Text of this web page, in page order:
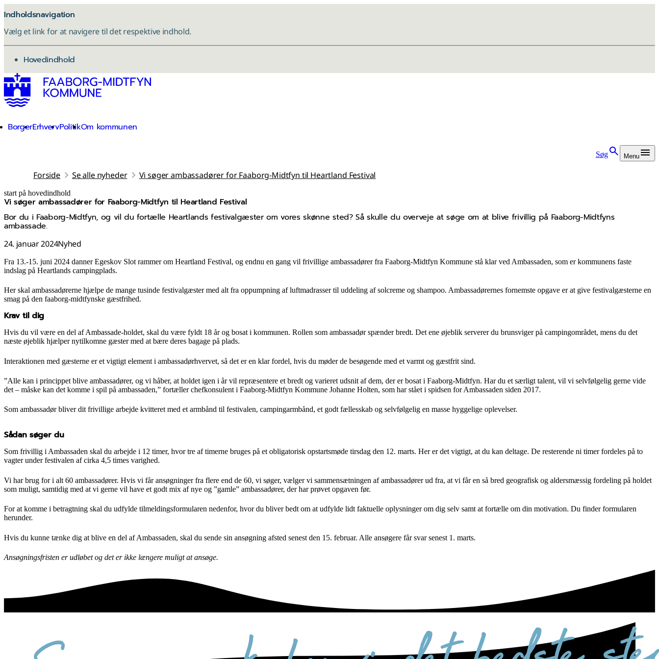
Indholdsnavigation
Vælg et link for at navigere til det respektive indhold.
gå til
Hovedindhold
BorgerErhvervPolitikOm kommunen
Søg Menu
Forside Se alle nyheder Vi søger ambassadører for Faaborg-Midtfyn til Heartland Festival
start på hovedindhold
Vi søger ambassadører for Faaborg-Midtfyn til Heartland Festival
Bor du i Faaborg-Midtfyn, og vil du fortælle Heartlands festivalgæster om vores skønne sted? Så skulle du overveje at søge om at blive frivillig på Faaborg-Midtfyns
ambassade.
24. januar 2024Nyhed
senest opdateret 10. november 2025
Fra 13.-15. juni 2024 danner Egeskov Slot rammer om Heartland Festival, og endnu en gang vil frivillige ambassadører fra Faaborg-Midtfyn Kommune stå klar ved Ambassaden, som er kommunens faste
indslag på Heartlands campingplads.
Her skal ambassadørerne hjælpe de mange tusinde festivalgæster med alt fra oppumpning af luftmadrasser til uddeling af solcreme og shampoo. Ambassadørernes fornemste opgave er at give festivalgæsterne en
smag på den faaborg-midtfynske gæstfrihed.
Krav til dig
Hvis du vil være en del af Ambassade-holdet, skal du være fyldt 18 år og bosat i kommunen. Rollen som ambassadør spænder bredt. Det ene øjeblik serverer du brunsviger på campingområdet, mens du det
næste øjeblik hjælper nytilkomne gæster med at bære deres bagage på plads.
Interaktionen med gæsterne er et vigtigt element i ambassadørhvervet, så det er en klar fordel, hvis du møder de besøgende med et varmt og gæstfrit sind.
”Alle kan i princippet blive ambassadører, og vi håber, at holdet igen i år vil repræsentere et bredt og varieret udsnit af dem, der er bosat i Faaborg-Midtfyn. Har du et særligt talent, vil vi selvfølgelig gerne vide
det – måske kan det komme i spil på ambassaden,” fortæller chefkonsulent i Faaborg-Midtfyn Kommune Johanne Holten, som har stået i spidsen for Ambassaden siden 2017.
Som ambassadør bliver dit frivillige arbejde kvitteret med et armbånd til festivalen, campingarmbånd, et godt fællesskab og selvfølgelig en masse hyggelige oplevelser.
Sådan søger du
Som frivillig i Ambassaden skal du arbejde i 12 timer, hvor tre af timerne bruges på et obligatorisk opstartsmøde tirsdag den 12. marts. Her er det vigtigt, at du kan deltage. De resterende ni timer fordeles på to
vagter under festivalen af cirka 4,5 times varighed.
Vi har brug for i alt 60 ambassadører. Hvis vi får ansøgninger fra flere end de 60, vi søger, vælger vi sammensætningen af ambassadører ud fra, at vi får en så bred geografisk og aldersmæssig fordeling på holdet
som muligt, samtidig med at vi gerne vil have et godt mix af nye og ”gamle” ambassadører, der har prøvet opgaven før.
For at komme i betragtning skal du udfylde tilmeldingsformularen nedenfor, hvor du bliver bedt om at udfylde lidt faktuelle oplysninger om dig selv samt at fortælle om din motivation. Du finder formularen
herunder.
Hvis du kunne tænke dig at blive en del af Ambassaden, skal du sende sin ansøgning afsted senest den 15. februar. Alle ansøgere får svar senest 1. marts.
Ansøgningsfristen er udløbet og det er ikke længere muligt at ansøge.